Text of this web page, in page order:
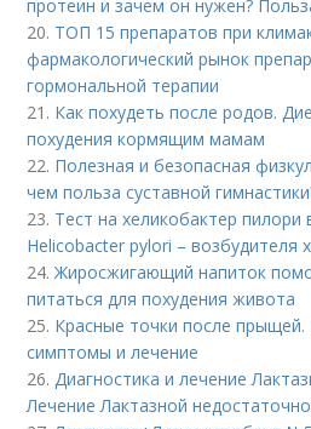
протеин и зачем он нужен?
20. ТОП 15 препаратов при
фармакологический рынок
гормональной терапии
21. Как похудеть после родов.
похудения кормящим мамам
22. Полезная и безопасная
чем польза суставной
23. Тест на хеликобактер пилори
Helicobacter pylori – возбудителя
24.Жиросжигающий напиток
питаться для похудения живота
25. Красные точки после прыщей.
симптомы и лечение
26.Диагностика и лечение
Лечение Лактазной